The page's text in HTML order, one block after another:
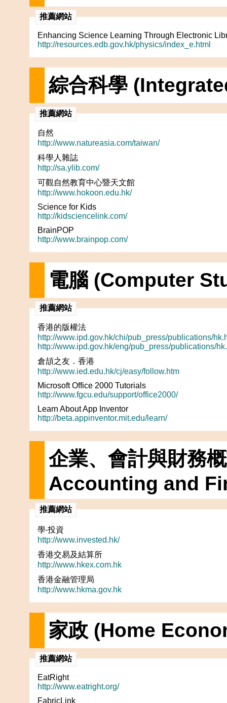
推薦網站
Enhancing Science Learning Through Electronic
http://resources.edb.gov.hk/physics/index_e.html
綜合科學
推薦網站
自然
http://www.natureasia.com/taiwan/
科學人雜誌
http://sa.ylib.com/
可觀自然教育中心暨天文館
http://www.hokoon.edu.hk/
Science for Kids
http://kidsciencelink.com/
BrainPOP
http://www.brainpop.com/
電腦 (Computer
推薦網站
香港的版權法
http://www.ipd.gov.hk/chi/pub_press/publications/
http://www.ipd.gov.hk/eng/pub_press/publications/
倉頡之友．香港
http://www.ied.edu.hk/cj/easy/follow.htm
Microsoft Office 2000 Tutorials
http://www.fgcu.edu/support/office2000/
Learn About App Inventor
http://beta.appinventor.mit.edu/learn/
企業、會計與財務
Accounting and
推薦網站
學‧投資
http://www.invested.hk/
香港交易及結算所
http://www.hkex.com.hk
香港金融管理局
http://www.hkma.gov.hk
家政 (Home
推薦網站
EatRight
http://www.eatright.org/
FabricLink